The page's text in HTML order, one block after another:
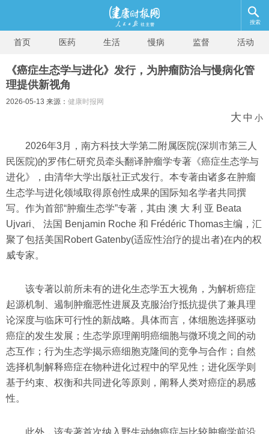
搜索
首页 医药 生活 慢病 监督 活动
《癌症生态学与进化》发行，为肿瘤防治与慢病化管
理提供新视角
2026-05-13 来源： 健康时报网
大 中 小
2026年3月，南方科技大学第二附属医院(深圳市第三人
民医院)的罗伟仁研究员牵头翻译肿瘤学专著《癌症生态学与
进化》，由清华大学出版社正式发行。本专著由诸多在肿瘤
生态学与进化领域取得原创性成果的国际知名学者共同撰
写。作为首部“肿瘤生态学”专著，其由 澳 大 利 亚 Beata
Ujvari、 法国 Benjamin Roche 和 Frédéric Thomas主编，汇
聚了包括美国Robert Gatenby(适应性治疗的提出者)在内的权
威专家。
该专著以前所未有的进化生态学五大视角，为解析癌症
起源机制、遏制肿瘤恶性进展及克服治疗抵抗提供了兼具理
论深度与临床可行性的新战略。具体而言，体细胞选择驱动
癌症的发生发展；生态学原理阐明癌细胞与微环境之间的动
态互作；行为生态学揭示癌细胞克隆间的竞争与合作；自然
选择机制解释癌症在物种进化过程中的罕见性；进化医学则
基于约束、权衡和共同进化等原则，阐释人类对癌症的易感
性。
此外，该专著首次纳入野生动物癌症与比较肿瘤学前沿